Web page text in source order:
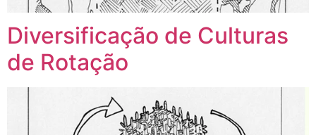
Diversificação de Culturas
de Rotação